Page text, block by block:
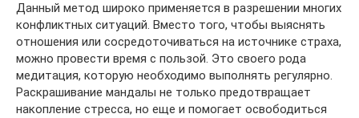
Данный метод широко применяется в разрешении многих
конфликтных ситуаций. Вместо того, чтобы выяснять
отношения или сосредоточиваться на источнике страха,
можно провести время с пользой. Это своего рода
медитация, которую необходимо выполнять регулярно.
Раскрашивание мандалы не только предотвращает
накопление стресса, но еще и помогает освободиться